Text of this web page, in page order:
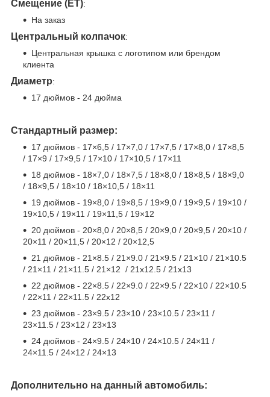
Смещение (ET):
На заказ
Центральный колпачок:
Центральная крышка с логотипом или брендом
клиента
Диаметр:
17 дюймов - 24 дюйма
Стандартный размер:
17 дюймов - 17×6,5 / 17×7,0 / 17×7,5 / 17×8,0 / 17×8,5
/ 17×9 / 17×9,5 / 17×10 / 17×10,5 / 17×11
18 дюймов - 18×7,0 / 18×7,5 / 18×8,0 / 18×8,5 / 18×9,0
/ 18×9,5 / 18×10 / 18×10,5 / 18×11
19 дюймов - 19×8,0 / 19×8,5 / 19×9,0 / 19×9,5 / 19×10 /
19×10,5 / 19×11 / 19×11,5 / 19×12
20 дюймов - 20×8,0 / 20×8,5 / 20×9,0 / 20×9,5 / 20×10 /
20×11 / 20×11,5 / 20×12 / 20×12,5
21 дюймов - 21×8.5 / 21×9.0 / 21×9.5 / 21×10 / 21×10.5
/ 21×11 / 21×11.5 / 21×12 / 21x12.5 / 21x13
22 дюймов - 22×8.5 / 22×9.0 / 22×9.5 / 22×10 / 22×10.5
/ 22×11 / 22×11.5 / 22x12
23 дюймов - 23×9.5 / 23×10 / 23×10.5 / 23×11 /
23×11.5 / 23×12 / 23×13
24 дюймов - 24×9.5 / 24×10 / 24×10.5 / 24×11 /
24×11.5 / 24×12 / 24×13
Дополнительно на данный автомобиль: